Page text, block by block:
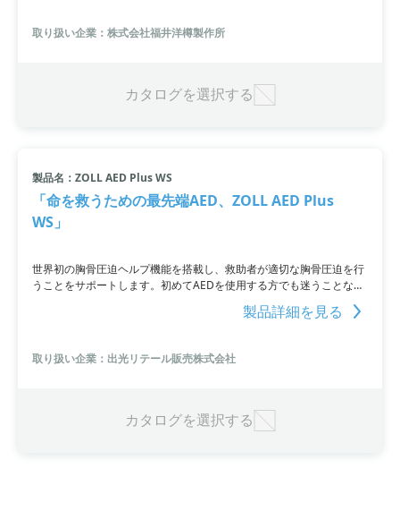
取り扱い企業：株式会社福井洋樽製作所
カタログを選択する
製品名：ZOLL AED Plus WS
「命を救うための最先端AED、ZOLL AED Plus
WS」
世界初の胸骨圧迫ヘルプ機能を搭載し、救助者が適切な胸骨圧迫を行
うことをサポートします。初めてAEDを使用する方でも迷うことなく
適切な救命処置が可能です。除細動パッドの一体型設計や5年間の消
耗品交換不要など、独自の設計や技術も特徴となっています。防塵・
り、販売には許可が必要となります。
製品詳細を見る
取り扱い企業：出光リテール販売株式会社
カタログを選択する